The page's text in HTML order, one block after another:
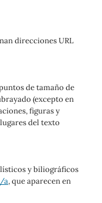
direcciones URL
de tamaño de
(excepto en
figuras y
del texto
y biliográficos
a, que aparecen en